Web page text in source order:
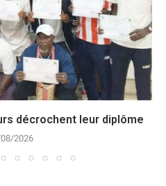
décrochent leur diplôme
2026